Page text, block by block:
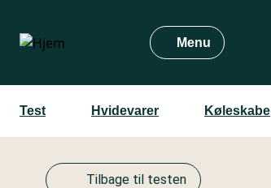
hovedindhold
Menu
Test Hvidevarer Køleskabe
Tilbage til testen